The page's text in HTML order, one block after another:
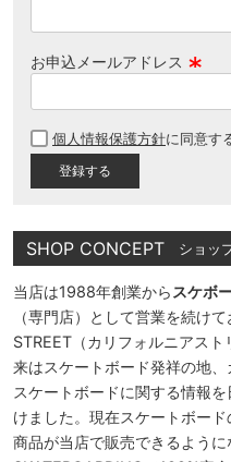
お申込メールアドレス
須
個人情報保護方針に同意す
SHOP CONCEPT ショッ
当店は1988年創業からスケボ
（専門店）として営業を続け
STREET（カリフォルニアス
来はスケートボード発祥の地
スケートボードに関する情報
けました。現在スケートボー
商品が当店で販売できるよう